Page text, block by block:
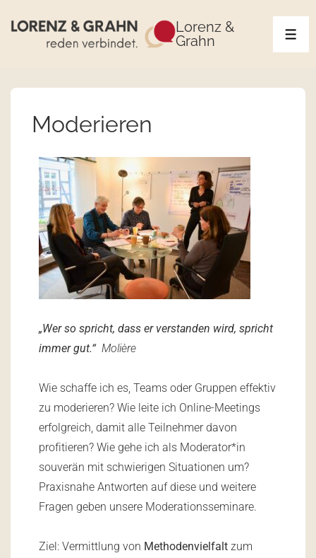
Lorenz &
Grahn
Moderieren
„Wer so spricht, dass er verstanden wird, spricht
immer gut.“ Molière
Wie schaffe ich es, Teams oder Gruppen effektiv
zu moderieren? Wie leite ich Online-Meetings
erfolgreich, damit alle Teilnehmer davon
profitieren? Wie gehe ich als Moderator*in
souverän mit schwierigen Situationen um?
Praxisnahe Antworten auf diese und weitere
Fragen geben unsere Moderationsseminare.
Ziel: Vermittlung von Methodenvielfalt zum